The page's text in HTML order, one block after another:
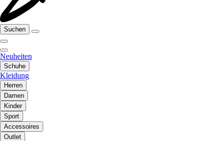
Suchen
Neuheiten
Schuhe
Kleidung
Herren
Damen
Kinder
Sport
Accessoires
Outlet